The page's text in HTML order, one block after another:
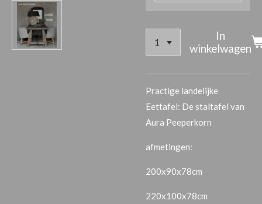
In
winkelwagen
Practige landelijke
Eettafel: De staltafel van
Aura Peeperkorn
afmetingen:
200x90x78cm
220x100x78cm